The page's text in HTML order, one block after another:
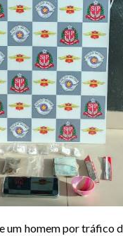
um homem por tráfico